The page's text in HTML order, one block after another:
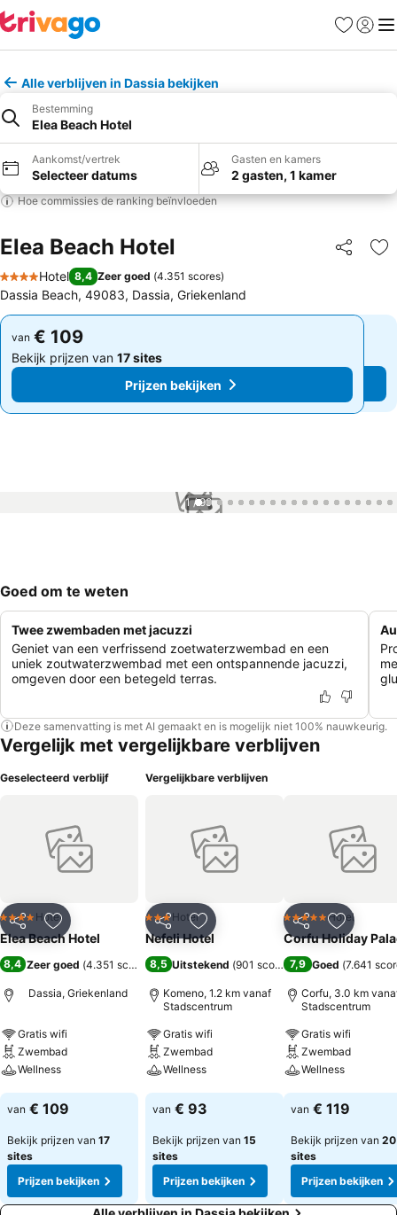
Favorieten
Alle verblijven in Dassia bekijken
Bestemming
Elea Beach Hotel
Aankomst/vertrek
Selecteer datums
Gasten en kamers
2 gasten, 1 kamer
Hoe commissies de ranking beïnvloeden
Elea Beach Hotel Delen
4 Sterren
Hotel 8,4 Zeer goed (4.351 scores)
Dassia Beach, 49083, Dassia, Griekenland
van € 109
Bekijk prijzen van 17 sites
Prijzen bekijken
van € 109
Bekijk prijzen van 17 sites
Prijzen bekijken
1 / 99
Goed om te weten
Twee zwembaden met jacuzzi
Geniet van een verfrissend zoetwaterzwembad en een
uniek zoutwaterzwembad met een ontspannende jacuzzi,
omgeven door een betegeld terras.
Deze samenvatting is met AI gemaakt en is mogelijk niet 100% nauwkeurig.
Vergelijk met vergelijkbare verblijven
Geselecteerd verblijf
Delen Toevoegen aan favorieten
4 SterrenHotel
Elea Beach Hotel
8,4 Zeer goed (4.351 scores )
Dassia, Griekenland
Gratis wifi
Zwembad
Wellness
Prijzen bekijken
van € 109
Bekijk prijzen van 17
sites
Prijzen bekijken
Vergelijkbare verblijven
Delen Toevoegen aan favorieten
3 Sterren
Hotel
Nefeli Hotel
8,5 Uitstekend (901 scores )
Komeno, 1.2 km vanaf
Stadscentrum
Gratis wifi
Zwembad
Wellness
Prijzen bekijken
van € 93
Bekijk prijzen van 15
sites
Prijzen bekijken
Delen
5 Sterren Hotel
Corfu Holiday
7,9 Goed (7.641
Corfu, 3.0 km
Stadscentrum
Gratis wifi
Zwembad
Wellness
Prijzen bekijken
van € 119
Bekijk prijzen van 20
sites
Prijzen bekijken